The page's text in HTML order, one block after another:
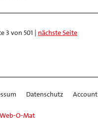
3 von 501 | nächste Seite
Datenschutz Account
O-Mat